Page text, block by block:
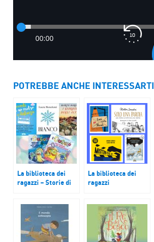
POTREBBE ANCHE INTERESSARTI
La biblioteca dei
ragazzi – Storie di
La biblioteca dei
ragazzi